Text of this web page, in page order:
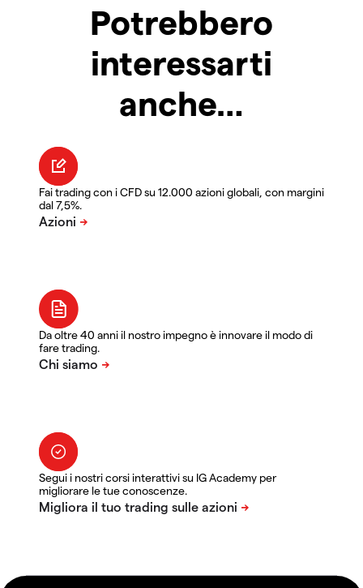
Potrebbero
interessarti
anche…
Fai trading con i CFD su 12.000 azioni globali, con margini
dal 7,5%.
Da oltre 40 anni il nostro impegno è innovare il modo di
fare trading.
Segui i nostri corsi interattivi su IG Academy per
migliorare le tue conoscenze.